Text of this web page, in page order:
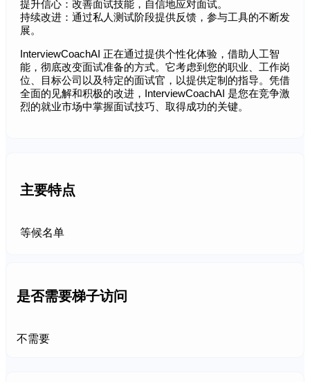
提升信心：改善面试技能，自信地应对面试。
持续改进：通过私人测试阶段提供反馈，参与工具的不断发
展。
InterviewCoachAI 正在通过提供个性化体验，借助人工智
能，彻底改变面试准备的方式。它考虑到您的职业、工作岗
位、目标公司以及特定的面试官，以提供定制的指导。凭借
全面的见解和积极的改进，InterviewCoachAI 是您在竞争激
烈的就业市场中掌握面试技巧、取得成功的关键。
主要特点
等候名单
是否需要梯子访问
不需要